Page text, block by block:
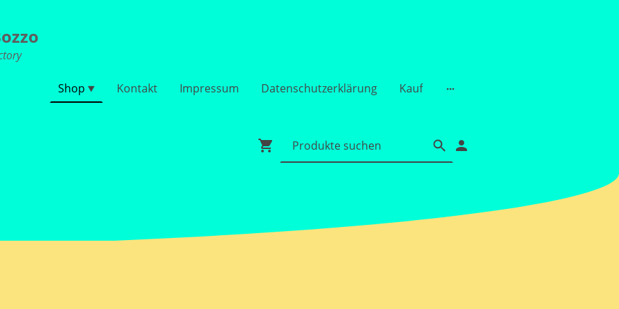
Shop Kontakt Impressum Datenschutzerklärung Kauf